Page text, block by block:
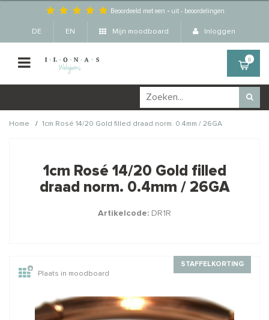
Beoordeeld met een - uit -beoordelingen
DE EN Mijn moodboard Inloggen
0
Home / 1cm Rosé 14/20 Gold filled draad norm. 0.4mm / 26GA
producten ook interessant
voor je?
1cm Rosé 14/20 Gold filled
draad norm. 0.4mm / 26GA
Artikelcode: DR1R
STAFFELKORTING
Plaats in moodboard